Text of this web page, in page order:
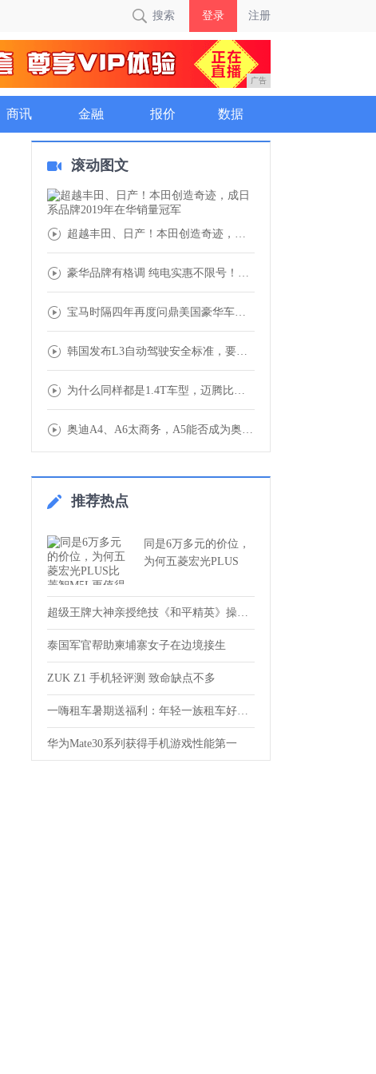
搜索 登录 注册
广告
商讯 金融 报价 数据
滚动图文
超越丰田、日产！本田创造奇迹，成日系品牌2
豪华品牌有格调 纯电实惠不限号！奥迪Q2L
宝马时隔四年再度问鼎美国豪华车市场 全球市
韩国发布L3自动驾驶安全标准，要抢全球第一
为什么同样都是1.4T车型，迈腾比速腾还要
奥迪A4、A6太商务，A5能否成为奥迪最受
推荐热点
同是6万多元的价位，
为何五菱宏光PLUS
超级王牌大神亲授绝技《和平精英》操练起来
泰国军官帮助柬埔寨女子在边境接生
ZUK Z1 手机轻评测 致命缺点不多
一嗨租车暑期送福利：年轻一族租车好处多
华为Mate30系列获得手机游戏性能第一